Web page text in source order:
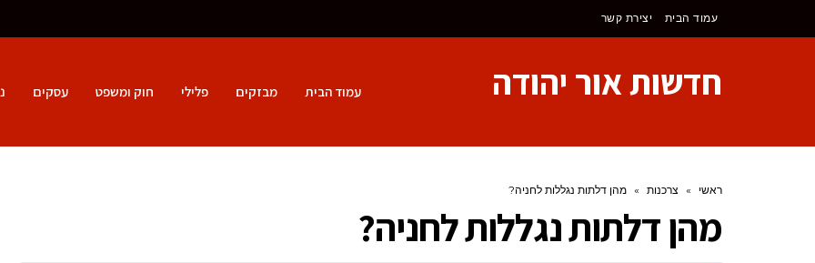
עמוד הבית יצירת קשר
חדשות אור יהודה עמוד הבית מבזקים פלילי חוק ומשפט עסקים
ראשי » צרכנות » מהן דלתות נגללות לחניה?
מהן דלתות נגללות לחניה?